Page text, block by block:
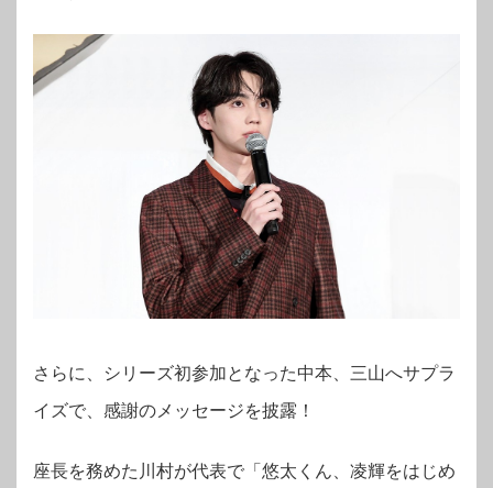
さらに、シリーズ初参加となった中本、三山へサプラ
イズで、感謝のメッセージを披露！
座長を務めた川村が代表で「悠太くん、凌輝をはじめ